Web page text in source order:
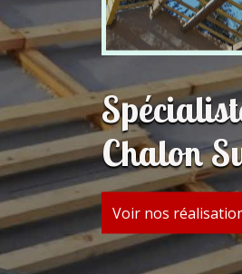
Chalon
Voir nos